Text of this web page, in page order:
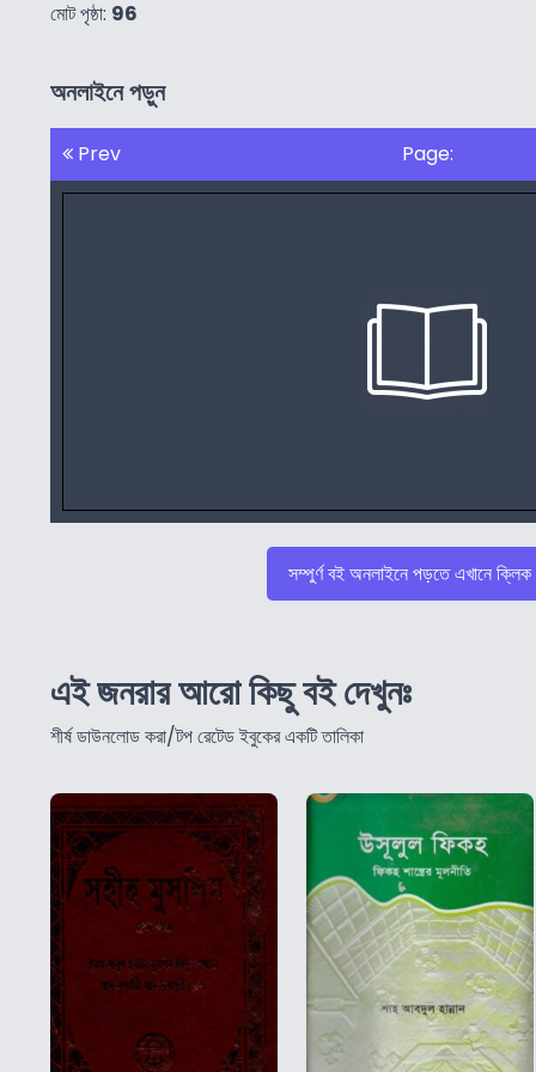
মোট পৃষ্ঠা: 96
অনলাইনে পড়ুন
Prev Page:
সম্পুর্ণ বই অনলাইনে পড়তে এখানে
এই জনরার আরো কিছু বই দেখুনঃ
শীর্ষ ডাউনলোড করা/টপ রেটেড ইবুকের একটি তালিকা